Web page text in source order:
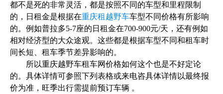
都不是死的非常灵活，都是按照不同的车型和里程限制
的，日租金是根据在重庆租越野车车型不同价格有所影响
的。例如普拉多5-7座的日租金在700-900元/天，还有例如
相对经济型的大众途观。这些都是根据车型不同和租车时
间长短、租车季节差异影响的。
所以重庆越野车租车网价格如何这个也是不好定论
的。具体详情可参照下列表格或来电咨具体详情以最终报
价为准，旺季出行需提前预订车辆 。